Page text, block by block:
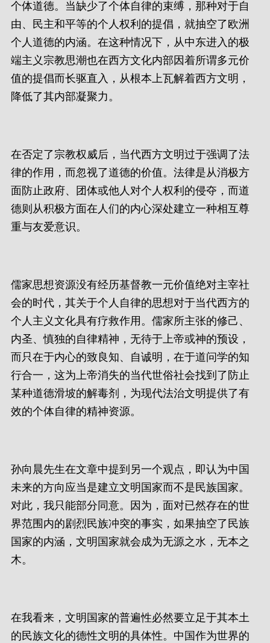
个体道德。当缺少了个体自律的束缚，那种对于自
由、民主和平等的个人权利的提倡，就抽空了欧洲
个人道德的内涵。在这种情况下，从中东进入的极
端主义宗教思潮也在西方文化内部因着所谓多元价
值的提倡而长驱直入，从根本上瓦解着西方文明，
降低了其内部凝聚力。
在否定了宗教权威后，当代西方文明过于强调了法
律的作用，而忽视了道德的价值。法律是从消极方
面防止政府、团体或他人对个人权利的侵夺，而道
德则从积极方面在人们的内心深处建立一种相互尊
重与友爱意识。
儒家思想资源没有经历基督教一元价值绝对主宰社
会的时代，其关于个人自律的思想对于当代西方的
个人主义文化具有疗救作用。儒家所主张的修己、
内圣、慎独的自律精神，无待于上帝或神的预设，
而只在于内心的致良知、自诚明，在于道问学的知
行合一，这为上帝消失的当代世俗社会找到了防止
某种道德滑坡的解毒剂，为现代法治文明提供了有
效的个体自律的精神资源。
孙向晨先生在文章中提到另一个观点，即认为中国
未来的方向应当是建立文明国家而不是民族国家。
对此，我只能部分同意。因为，面对已然存在的世
界范围内的剧烈民族冲突的事实，如果抽空了民族
国家的内涵，文明国家就会成为无源之水，无本之
木。
在我看来，文明国家的普遍性必然要立足于其本土
的民族文化的德性文明的具体性。中国作为世界的